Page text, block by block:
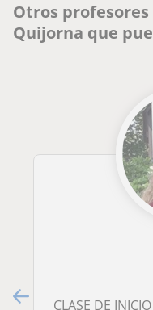
Otros
Quijorna que
CLASE DE INICIO A LA CONTABILIDAD.